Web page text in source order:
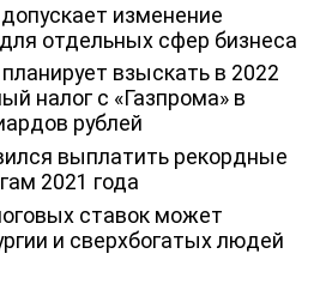
изменение
отдельных сфер бизнеса
взыскать в 2022
налог с «Газпрома» в
рублей
выплатить рекордные
2021 года
ставок может
и сверхбогатых людей